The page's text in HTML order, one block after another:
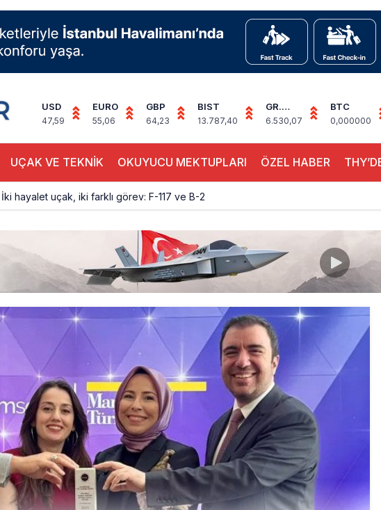
USD
47,59
EURO
55,06
GBP
64,23
BIST
13.787,40
GR.
ALTIN
6.530,07
BTC
0,000000
UÇAK VE TEKNİK OKUYUCU MEKTUPLARI ÖZEL HABER
İki hayalet uçak, iki farklı görev: F-117 ve B-2
Fly Baghdad ABD yaptırım listesinden çıkarıldı
Elektrikli uçaklar Avrupa’da kısa rotalara hazırlanıyor
Trump’ı taşıyan Marine One, yolcu uçağına fazla yaklaştı
Emirates A380 yolcu rahatsızlanınca İstanbul’a indi
Emirates’in reddettiği 10 Boeing 777X için United kararı
DHL uçağı havada cisimle çarpıştı, havalimanında patlayıcı drone bulundu